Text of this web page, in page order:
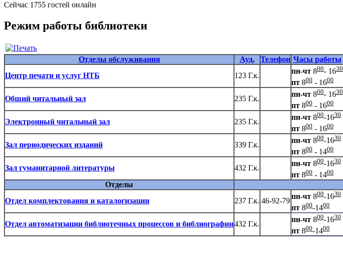
Сейчас 1755 гостей онлайн
Режим работы библиотеки
Отделы обслуживания Ауд. Телефон Часы работы
Центр печати и услуг НТБ
123 Г.к.
пн-чт 800- 1630
пт 800 - 1600
Общий читальный зал 235 Г.к.
пн-чт 800- 1630
пт 800 - 1600
Электронный читальный зал 235 Г.к.
пн-чт 800-1630
пт 800 - 1600
Зал периодических изданий 339 Г.к.
пн-чт 800-1630
пт 800 - 1400
Зал гуманитарной литературы 432 Г.к.
пн-чт 800-1630
пт 800 - 1400
Отделы
Отдел комплектования и каталогизации
237 Г.к. 46-92-79
пн-чт 800-1630
пт 800-1400
Отдел автоматизации библиотечных процессов и библиографии432 Г.к.
пн-чт 800-1630
пт 800-1400